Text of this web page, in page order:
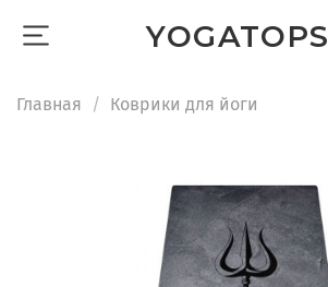
YOGATOPS
Главная Коврики для йоги